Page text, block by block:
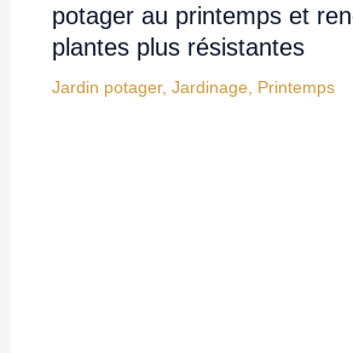
potager au printemps et
plantes plus résistantes
Jardin potager, Jardinage Printemps